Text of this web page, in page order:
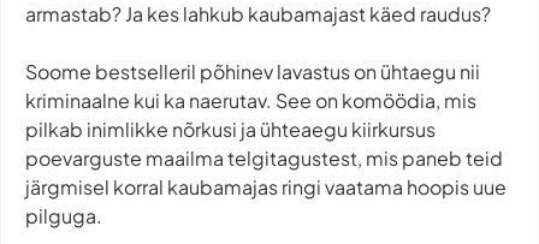
armastab? Ja kes lahkub kaubamajast käed raudus?
Soome bestselleril põhinev lavastus on ühtaegu nii
kriminaalne kui ka naerutav. See on komöödia, mis
pilkab inimlikke nõrkusi ja ühteaegu kiirkursus
poevarguste maailma telgitagustest, mis paneb teid
järgmisel korral kaubamajas ringi vaatama hoopis uue
pilguga.